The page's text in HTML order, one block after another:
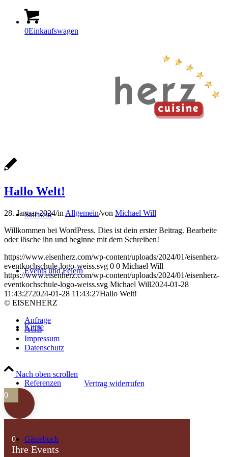
0Einkaufswagen
Startseite
Events und Feiern
Kurse
Referenzen
Gästebuch
Hallo Welt!
28. Januar 2024/in Allgemein/von Michael Will
Willkommen bei WordPress. Dies ist dein erster Beitrag. Bearbeite
oder lösche ihn und beginne mit dem Schreiben!
https://www.eisenherz.com/wp-content/uploads/2024/01/eisenherz-
eventkochschule-logo-weiss.svg 0 0 Michael Will
https://www.eisenherz.com/wp-content/uploads/2024/01/eisenherz-
eventkochschule-logo-weiss.svg Michael Will2024-01-28
11:43:272024-01-28 11:43:27Hallo Welt!
© EISENHERZ
Anfrage
AGB
Impressum
Datenschutz
Nach oben scrollen
Vertrag widerrufen
0
0
Ihre Events